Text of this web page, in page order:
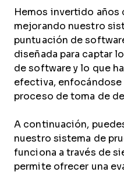
Hemos invertido años
mejorando nuestro
puntuación de
diseñada para captar
de software y lo que
efectiva,
proceso de toma de
A continuación,
nuestro sistema de
funciona a través de
permite ofrecer una